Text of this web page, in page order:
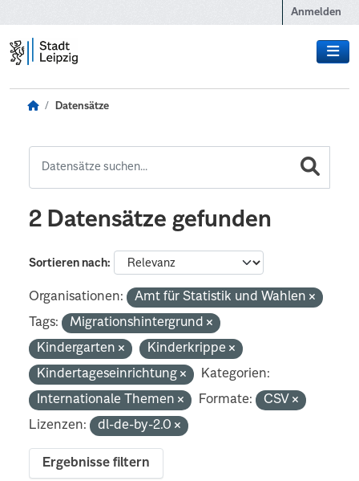
Anmelden
Datensätze
2 Datensätze gefunden
Sortieren nach
Organisationen:
Amt für Statistik und Wahlen
Tags:
Migrationshintergrund
Kindergarten
Kinderkrippe
Kindertageseinrichtung
Kategorien:
Internationale Themen
Formate:
CSV
Lizenzen:
dl-de-by-2.0
Ergebnisse filtern